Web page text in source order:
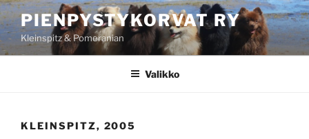
Siirry
sisältöönPIENPYSTYKORVAT RY
Kleinspitz & Pomeranian
Valikko
KLEINSPITZ, 2005